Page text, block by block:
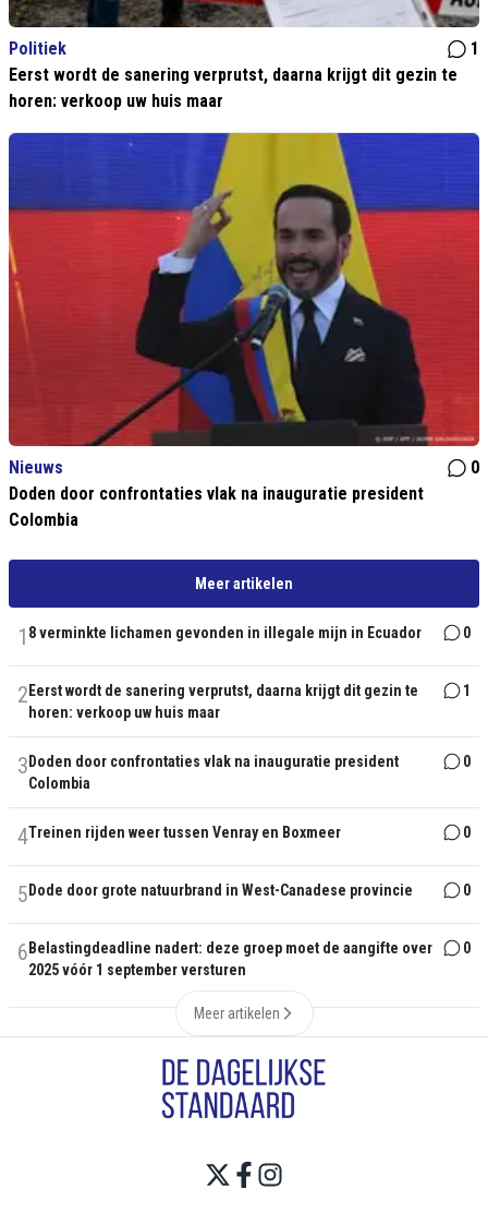
Politiek
1
Eerst wordt de sanering verprutst, daarna krijgt dit gezin te
horen: verkoop uw huis maar
Nieuws
0
Doden door confrontaties vlak na inauguratie president
Colombia
Meer artikelen
1 8 verminkte lichamen gevonden in illegale mijn in Ecuador 0
2 Eerst wordt de sanering verprutst, daarna krijgt dit gezin te
horen: verkoop uw huis maar
1
3 Doden door confrontaties vlak na inauguratie president
Colombia
0
4Treinen rijden weer tussen Venray en Boxmeer 0
5 Dode door grote natuurbrand in West-Canadese provincie 0
6 Belastingdeadline nadert: deze groep moet de aangifte over
2025 vóór 1 september versturen
0
Meer artikelen